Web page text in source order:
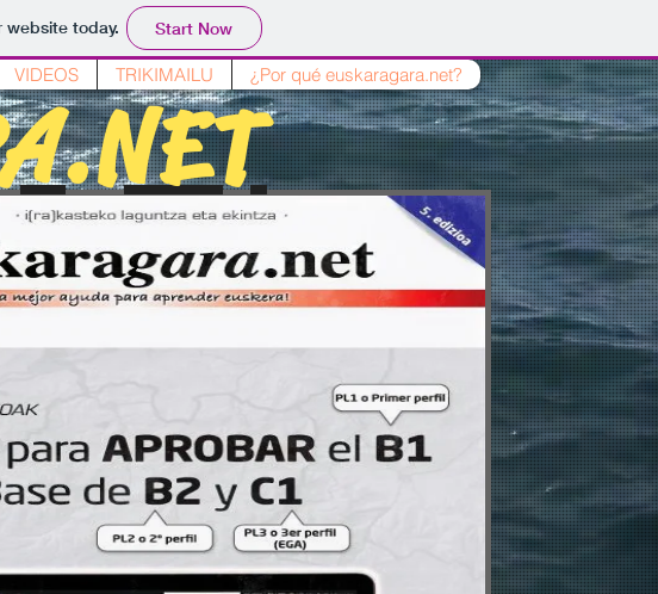
today. Start Now
VIDEOS TRIKIMAILU ¿Por qué euskaragara.net?
.NET